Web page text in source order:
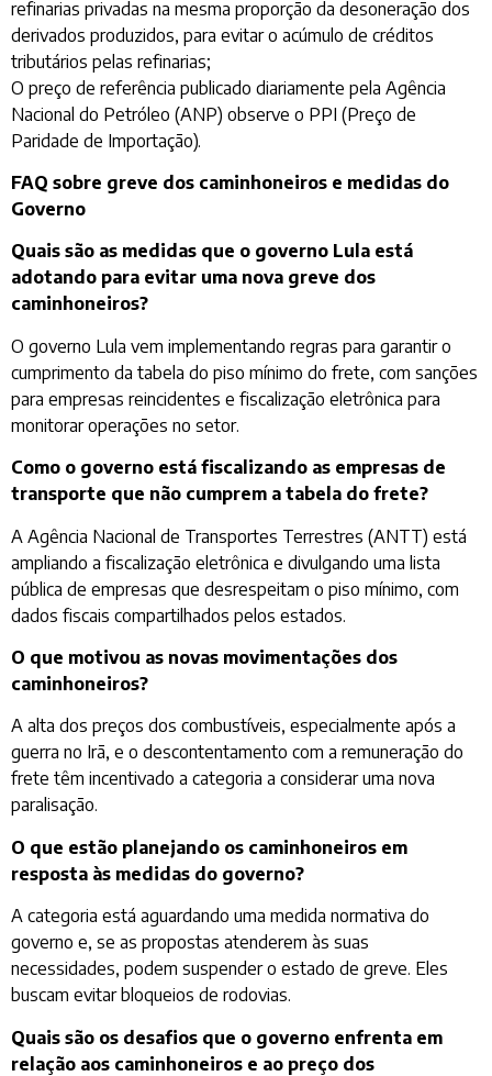
refinarias privadas na mesma proporção da desoneração dos
derivados produzidos, para evitar o acúmulo de créditos
tributários pelas refinarias;
O preço de referência publicado diariamente pela Agência
Nacional do Petróleo (ANP) observe o PPI (Preço de
Paridade de Importação).
FAQ sobre greve dos caminhoneiros e medidas do
Governo
Quais são as medidas que o governo Lula está
adotando para evitar uma nova greve dos
caminhoneiros?
O governo Lula vem implementando regras para garantir o
cumprimento da tabela do piso mínimo do frete, com sanções
para empresas reincidentes e fiscalização eletrônica para
monitorar operações no setor.
Como o governo está fiscalizando as empresas de
transporte que não cumprem a tabela do frete?
A Agência Nacional de Transportes Terrestres (ANTT) está
ampliando a fiscalização eletrônica e divulgando uma lista
pública de empresas que desrespeitam o piso mínimo, com
dados fiscais compartilhados pelos estados.
O que motivou as novas movimentações dos
caminhoneiros?
A alta dos preços dos combustíveis, especialmente após a
guerra no Irã, e o descontentamento com a remuneração do
frete têm incentivado a categoria a considerar uma nova
paralisação.
O que estão planejando os caminhoneiros em
resposta às medidas do governo?
A categoria está aguardando uma medida normativa do
governo e, se as propostas atenderem às suas
necessidades, podem suspender o estado de greve. Eles
buscam evitar bloqueios de rodovias.
Quais são os desafios que o governo enfrenta em
relação aos caminhoneiros e ao preço dos